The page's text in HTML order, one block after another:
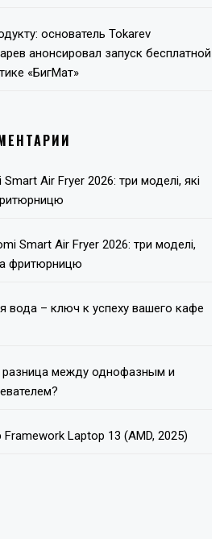
основатель Tokarev
анонсировал запуск бесплатной
«БигМат»
Smart Air Fryer 2026: три моделі, які
Smart Air Fryer 2026: три моделі,
фритюрницю
вода – ключ к успеху вашего кафе
между однофазным и
Laptop 13 (AMD, 2025)